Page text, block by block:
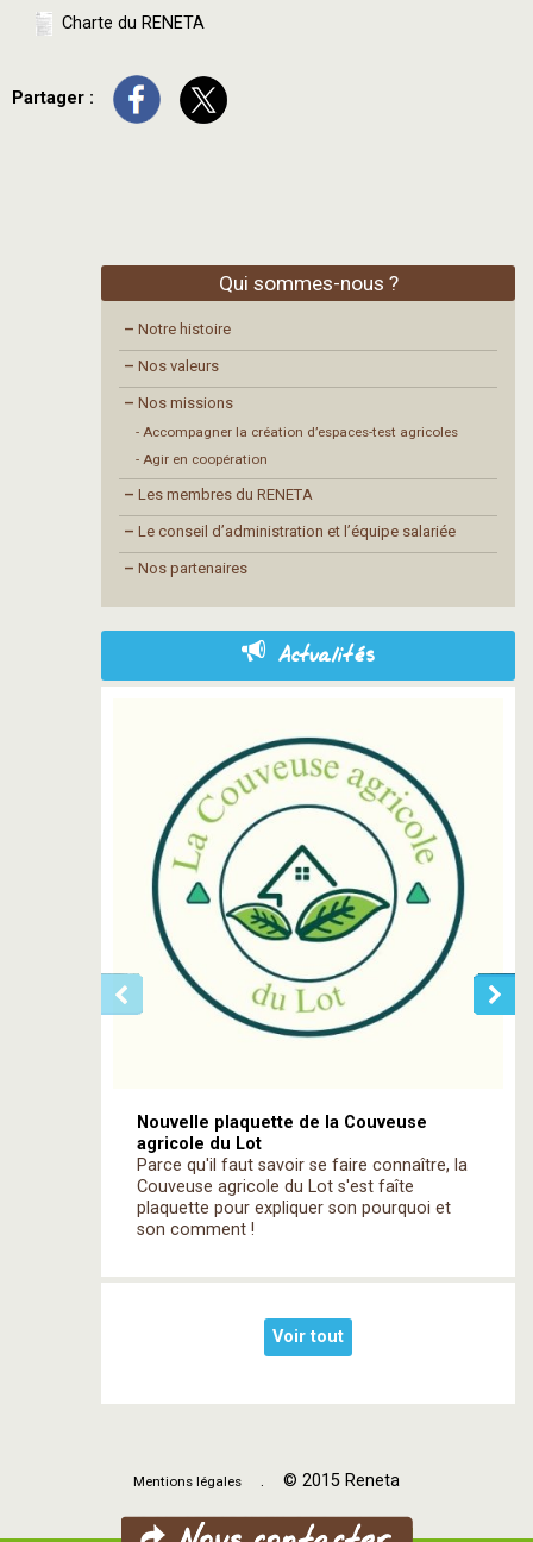
Charte du RENETA
Partager :
Qui sommes-nous ?
– Notre histoire
– Nos valeurs
– Nos missions
- Accompagner la création d’espaces-test agricoles
- Agir en coopération
– Les membres du RENETA
– Le conseil d’administration et l’équipe salariée
– Nos partenaires
Actualités
Nouvelle plaquette de la Couveuse
agricole du Lot
Parce qu'il faut savoir se faire connaître, la
Couveuse agricole du Lot s'est faîte
plaquette pour expliquer son pourquoi et
son comment !
Voir tout
Mentions légales . © 2015 Reneta